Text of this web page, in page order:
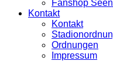
Fanshop
Kontakt
Kontakt
Ordnungen
Impressum